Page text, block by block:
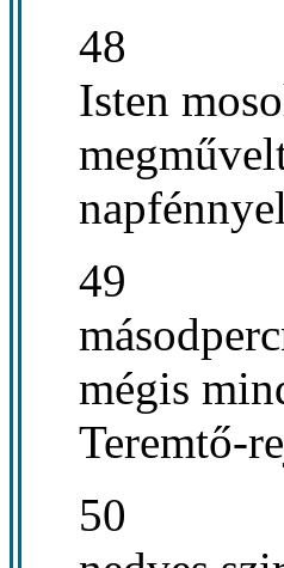
48
Isten
49
mégis
Teremtő-
50